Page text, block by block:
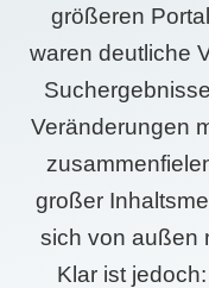
größeren
waren deutliche
Veränderungen
großer
sich von außen
Klar ist